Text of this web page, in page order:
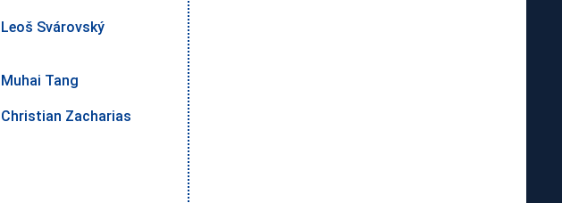
Leoš Svárovský
Muhai Tang
Christian Zacharias